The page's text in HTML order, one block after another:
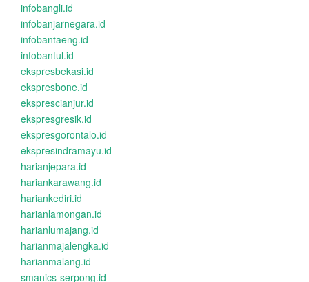
infobangli.id
infobanjarnegara.id
infobantaeng.id
infobantul.id
ekspresbekasi.id
ekspresbone.id
eksprescianjur.id
ekspresgresik.id
ekspresgorontalo.id
ekspresindramayu.id
harianjepara.id
hariankarawang.id
hariankediri.id
harianlamongan.id
harianlumajang.id
harianmajalengka.id
harianmalang.id
smanics-serpong.id